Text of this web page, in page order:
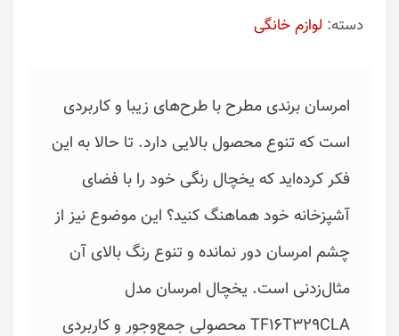
دسته: لوازم خانگی
امرسان برندی مطرح با طرح‌های زیبا و کاربردی
است که تنوع محصول بالایی دارد. تا حالا به این
فکر کرده‌اید که یخچال رنگی خود را با فضای
آشپزخانه خود هماهنگ کنید؟ این موضوع نیز از
چشم امرسان دور نمانده و تنوع رنگ بالای آن
مثال‌زدنی است. یخچال امرسان مدل
TF16T329CLA محصولی جمع‌وجور و کاربردی